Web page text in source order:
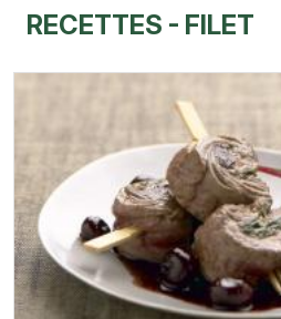
RECETTES - FILET